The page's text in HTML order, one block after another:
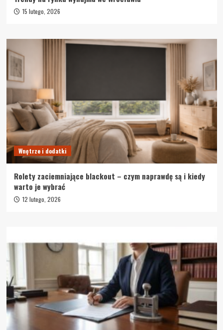
15 lutego, 2026
Wnętrze i dodatki
Rolety zaciemniające blackout – czym naprawdę są i kiedy
warto je wybrać
12 lutego, 2026